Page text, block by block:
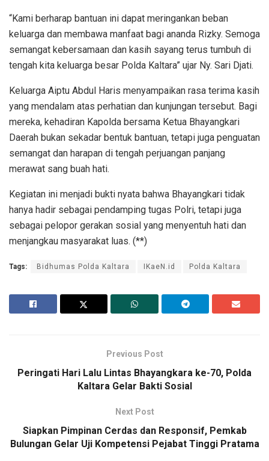
“Kami berharap bantuan ini dapat meringankan beban
keluarga dan membawa manfaat bagi ananda Rizky. Semoga
semangat kebersamaan dan kasih sayang terus tumbuh di
tengah kita keluarga besar Polda Kaltara” ujar Ny. Sari Djati.
Keluarga Aiptu Abdul Haris menyampaikan rasa terima kasih
yang mendalam atas perhatian dan kunjungan tersebut. Bagi
mereka, kehadiran Kapolda bersama Ketua Bhayangkari
Daerah bukan sekadar bentuk bantuan, tetapi juga penguatan
semangat dan harapan di tengah perjuangan panjang
merawat sang buah hati.
Kegiatan ini menjadi bukti nyata bahwa Bhayangkari tidak
hanya hadir sebagai pendamping tugas Polri, tetapi juga
sebagai pelopor gerakan sosial yang menyentuh hati dan
menjangkau masyarakat luas. (**)
Tags: Bidhumas Polda Kaltara IKaeN.id Polda Kaltara
Previous Post
Peringati Hari Lalu Lintas Bhayangkara ke-70, Polda
Kaltara Gelar Bakti Sosial
Next Post
Siapkan Pimpinan Cerdas dan Responsif, Pemkab
Bulungan Gelar Uji Kompetensi Pejabat Tinggi Pratama